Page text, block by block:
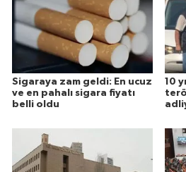
Sigaraya zam geldi: En ucuz
ve en pahalı sigara fiyatı
belli oldu
10